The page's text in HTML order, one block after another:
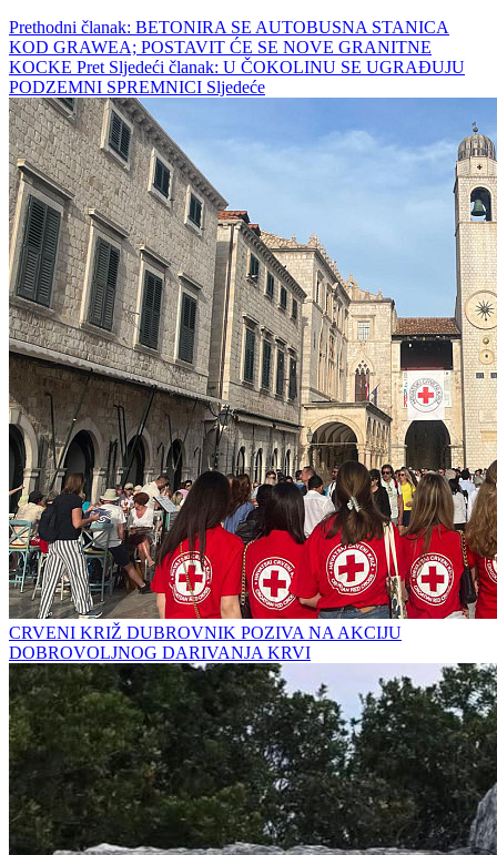
Prethodni članak: BETONIRA SE AUTOBUSNA STANICA
KOD GRAWEA; POSTAVIT ĆE SE NOVE GRANITNE
KOCKE Pret Sljedeći članak: U ČOKOLINU SE UGRAĐUJU
PODZEMNI SPREMNICI Sljedeće
CRVENI KRIŽ DUBROVNIK POZIVA NA AKCIJU
DOBROVOLJNOG DARIVANJA KRVI